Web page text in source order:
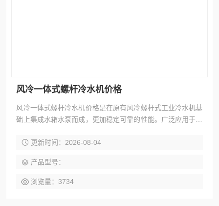
风冷一体式螺杆冷水机价格
风冷一体式螺杆冷水机价格是在原有风冷螺杆式工业冷水机基
础上集成水箱水泵而成，更加稳定可靠的性能。广泛应用于制
方便安装。
更新时间：2026-08-04
产品型号：
浏览量：3734